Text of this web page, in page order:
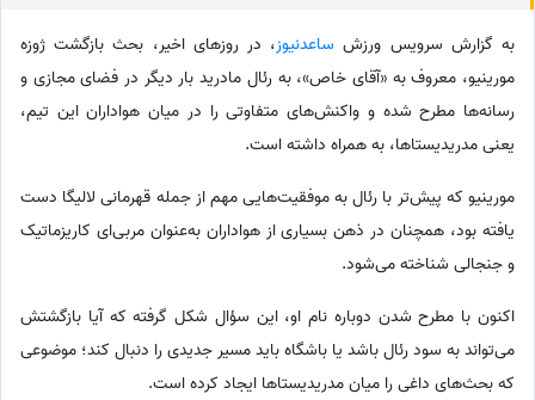
به گزارش سرویس ورزش ساعدنیوز، در روزهای اخیر، بحث بازگشت ژوزه
مورینیو، معروف به «آقای خاص»، به رئال مادرید بار دیگر در فضای مجازی و
رسانه‌ها مطرح شده و واکنش‌های متفاوتی را در میان هواداران این تیم،
یعنی مدریدیستاها، به همراه داشته است.
مورینیو که پیش‌تر با رئال به موفقیت‌هایی مهم از جمله قهرمانی لالیگا دست
یافته بود، همچنان در ذهن بسیاری از هواداران به‌عنوان مربی‌ای کاریزماتیک
و جنجالی شناخته می‌شود.
اکنون با مطرح شدن دوباره نام او، این سؤال شکل گرفته که آیا بازگشتش
می‌تواند به سود رئال باشد یا باشگاه باید مسیر جدیدی را دنبال کند؛ موضوعی
که بحث‌های داغی را میان مدریدیستاها ایجاد کرده است.